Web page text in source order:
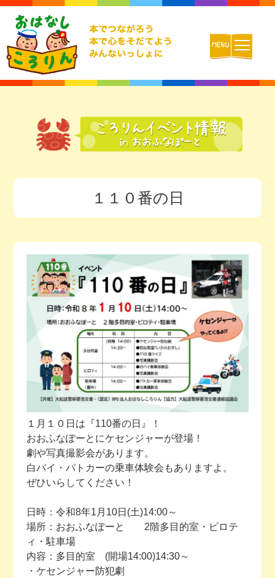
おはなしころりんとは
チームの紹介
動画配信
活動場所のご案内
ファンクラブのご案内
お問い合わせ
１１０番の日
１月１０日は『110番の日』！
おおふなぽーとにケセンジャーが登場！
劇や写真撮影会があります。
白バイ・パトカーの乗車体験会もありますよ。
ぜひいらしてください！
日時：令和8年1月10日(土)14:00～
場所：おおふなぽーと 2階多目的室・ピロテ
ィ・駐車場
内容：多目的室 (開場14:00)14:30～
・ケセンジャー防犯劇